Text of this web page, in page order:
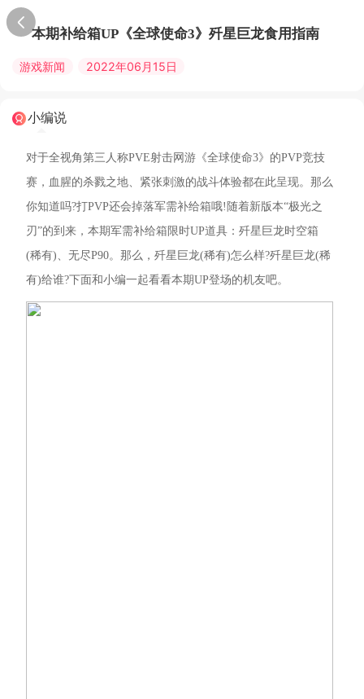
本期补给箱UP《全球使命3》歼星巨龙食用指南
游戏新闻 2022年06月15日
小编说
对于全视角第三人称PVE射击网游《全球使命3》的PVP竞技
赛，血腥的杀戮之地、紧张刺激的战斗体验都在此呈现。那么
你知道吗?打PVP还会掉落军需补给箱哦!随着新版本“极光之
刃”的到来，本期军需补给箱限时UP道具：歼星巨龙时空箱
(稀有)、无尽P90。那么，歼星巨龙(稀有)怎么样?歼星巨龙(稀
有)给谁?下面和小编一起看看本期UP登场的机友吧。